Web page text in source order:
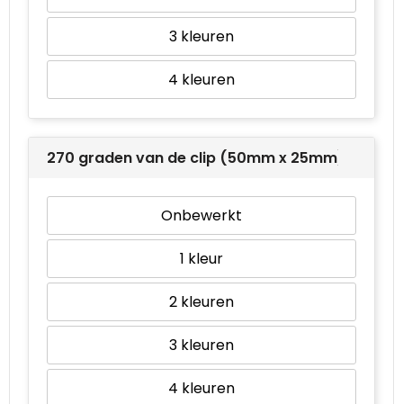
3
4
270 graden van de clip (50mm x 25mm)
Onbewerkt
1
2
3
4